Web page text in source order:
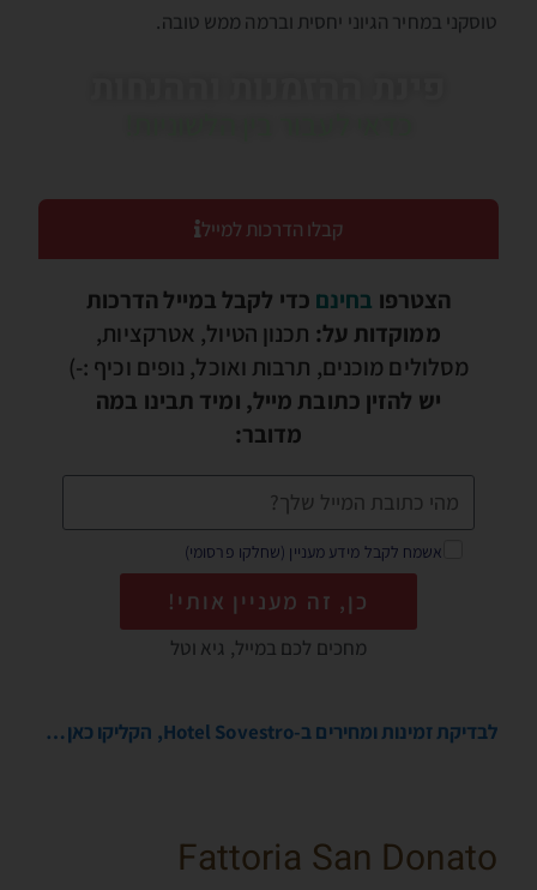
טוסקני במחיר הגיוני יחסית וברמה ממש טובה.
קבלו הדרכות למייל
הצטרפו בחינם כדי לקבל במייל הדרכות
ממוקדות על: תכנון הטיול, אטרקציות,
מסלולים מוכנים, תרבות ואוכל, נופים וכיף :-)
יש להזין כתובת מייל, ומיד תבינו במה
מדובר:
אשמח לקבל מידע מעניין (שחלקו פרסומי)
כן, זה מעניין אותי!
מחכים לכם במייל, גיא וטל
לבדיקת זמינות ומחירים ב-Hotel Sovestro, הקליקו כאן…
Fattoria San Donato